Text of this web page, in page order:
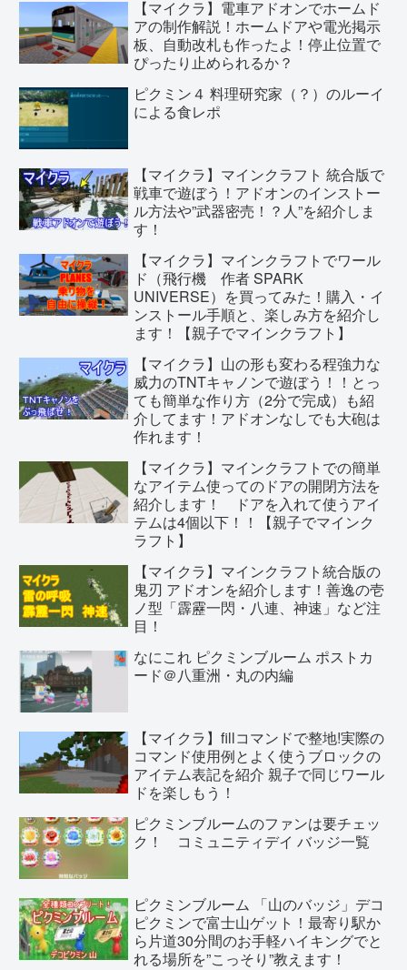
【マイクラ】電車アドオンでホームド
アの制作解説！ホームドアや電光掲示
板、自動改札も作ったよ！停止位置で
ぴったり止められるか？
ピクミン４ 料理研究家（？）のルーイ
による食レポ
【マイクラ】マインクラフト 統合版で
戦車で遊ぼう！アドオンのインストー
ル方法や”武器密売！？人”を紹介しま
す！
【マイクラ】マインクラフトでワール
ド（飛行機 作者 SPARK
UNIVERSE）を買ってみた！購入・イ
ンストール手順と、楽しみ方を紹介し
ます！【親子でマインクラフト】
【マイクラ】山の形も変わる程強力な
威力のTNTキャノンで遊ぼう！！とっ
ても簡単な作り方（2分で完成）も紹
介してます！アドオンなしでも大砲は
作れます！
【マイクラ】マインクラフトでの簡単
なアイテム使ってのドアの開閉方法を
紹介します！ ドアを入れて使うアイ
テムは4個以下！！【親子でマインク
ラフト】
【マイクラ】マインクラフト統合版の
鬼刃 アドオンを紹介します！善逸の壱
ノ型「霹靂一閃・八連、神速」など注
目！
なにこれ ピクミンブルーム ポストカ
ード＠八重洲・丸の内編
【マイクラ】fillコマンドで整地!実際の
コマンド使用例とよく使うブロックの
アイテム表記を紹介 親子で同じワール
ドを楽しもう！
ピクミンブルームのファンは要チェッ
ク！ コミュニティデイ バッジ一覧
ピクミンブルーム 「山のバッジ」デコ
ピクミンで富士山ゲット！最寄り駅か
ら片道30分間のお手軽ハイキングでと
れる場所を”こっそり”教えます！